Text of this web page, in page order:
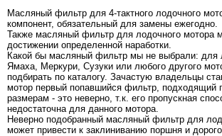
Масляный фильтр для 4-тактного лодочного
компонент, обязательный для замены ежегодно.
Также масляный фильтр для лодочного мотора
достижении определенной наработки.
Какой бы масляный фильтр мы не выбрали: для
Ямаха, Меркури, Сузуки или любого другого
подбирать по каталогу. Зачастую владельцы
мотор первый попавшийся фильтр, подходящий
размерам - это неверно, т.к. его пропускная
недостаточна для данного мотора.
Неверно подобранный масляный фильтр для
может привести к заклиниванию поршня и